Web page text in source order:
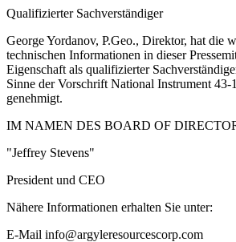
Qualifizierter Sachverständiger
George Yordanov, P.Geo., Direktor, hat die
technischen Informationen in dieser
Eigenschaft als qualifizierter
Sinne der Vorschrift National Instrument 43-
genehmigt.
IM NAMEN DES BOARD OF
"Jeffrey Stevens"
President und CEO
Nähere Informationen erhalten Sie unter:
E-Mail info@argyleresourcescorp.com